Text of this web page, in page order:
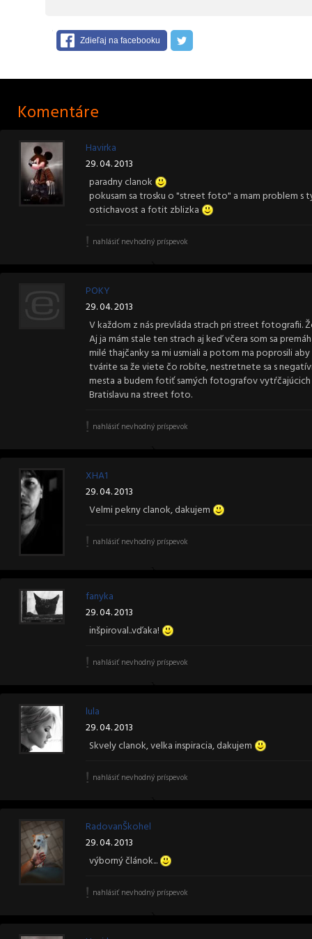
Zdieľaj na facebooku
Komentáre
Havirka
29. 04. 2013
paradny clanok
pokusam sa trosku o "street foto" a mam problem s
ostichavost a fotit zblizka
nahlásiť nevhodný príspevok
POKY
29. 04. 2013
V každom z nás prevláda strach pri street
Aj ja mám stale ten strach aj keď včera som sa
milé thajčanky sa mi usmiali a potom ma poprosili
tvárite sa že viete čo robíte, nestretnete sa s
mesta a budem fotiť samých fotografov
Bratislavu na street foto.
nahlásiť nevhodný príspevok
XHA1
29. 04. 2013
Velmi pekny clanok, dakujem
nahlásiť nevhodný príspevok
fanyka
29. 04. 2013
inšpiroval..vďaka!
nahlásiť nevhodný príspevok
lula
29. 04. 2013
Skvely clanok, velka inspiracia, dakujem
nahlásiť nevhodný príspevok
RadovanŠkohel
29. 04. 2013
výborný článok...
nahlásiť nevhodný príspevok